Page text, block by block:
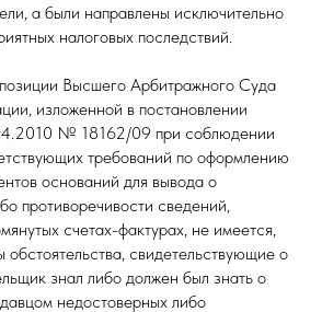
а были направлены исключительно
налоговых последствий.
Высшего Арбитражного Суда
изложенной в постановлении
№ 18162/09 при соблюдении
требований по оформлению
оснований для вывода о
противоречивости сведений,
счетах-фактурах, не имеется,
обстоятельства, свидетельствующие о
знал либо должен был знать о
недостоверных либо